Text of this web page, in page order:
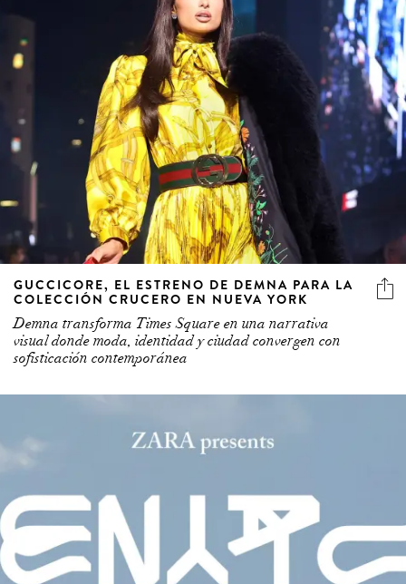
GUCCICORE, EL ESTRENO DE DEMNA PARA LA
COLECCIÓN CRUCERO EN NUEVA YORK
Demna transforma Times Square en una narrativa
visual donde moda, identidad y ciudad convergen con
sofisticación contemporánea